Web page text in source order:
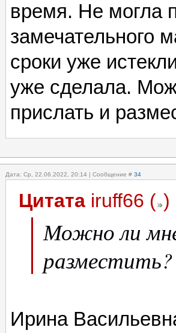
время. Не могла
замечательного
сроки уже
уже сделала.
прислать и
Дата: Ср, 22.06.2022, 20:14 | Сообщение # 34
Цитата iruff66 ( )
Можно ли
разместить?
Ирина